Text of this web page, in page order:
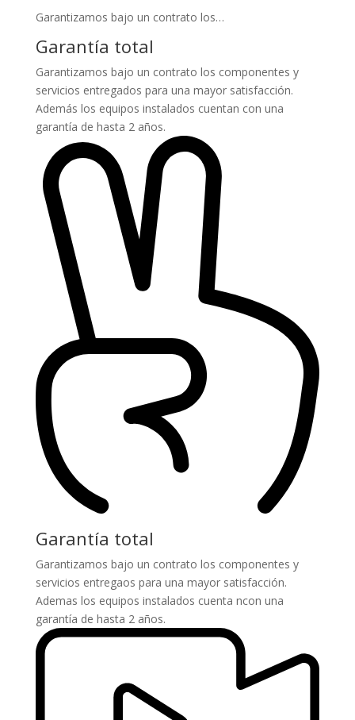
Garantizamos bajo un contrato los…
Garantía total
Garantizamos bajo un contrato los componentes y
servicios entregados para una mayor satisfacción.
Además los equipos instalados cuentan con una
garantía de hasta 2 años.
Garantía total
Garantizamos bajo un contrato los componentes y
servicios entregaos para una mayor satisfacción.
Ademas los equipos instalados cuenta ncon una
garantía de hasta 2 años.